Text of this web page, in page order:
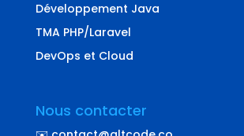
Développement Java
TMA PHP/Laravel
DevOps et Cloud
Nous contacter